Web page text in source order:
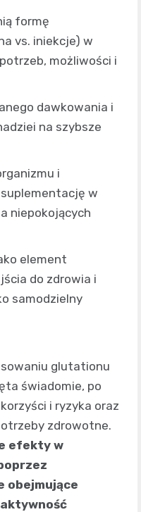
formę
vs. iniekcje) w
możliwości i
dawkowania i
na szybsze
i
w
niepokojących
element
do zdrowia i
samodzielny
glutationu
świadomie, po
i ryzyka oraz
zdrowotne.
efekty w
obejmujące